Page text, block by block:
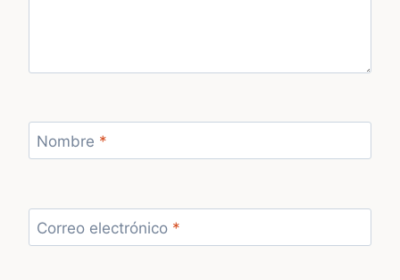
Nombre *
Correo electrónico *